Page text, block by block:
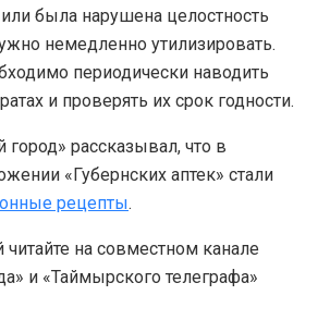
была нарушена целостность
немедленно утилизировать.
периодически наводить
и проверять их срок годности.
рассказывал, что в
«Губернских аптек» стали
рецепты.
на совместном канале
и «Таймырского телеграфа»